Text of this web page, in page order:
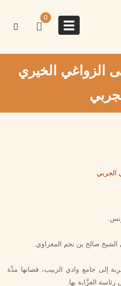
Toggle
navigation
0
الزواغي الخيري
الجربي
الشيخ صالح بن نجم المغراوي.
إلى جامع وادي الزبيب، فصانها مدَّة
العزَّابة بها.